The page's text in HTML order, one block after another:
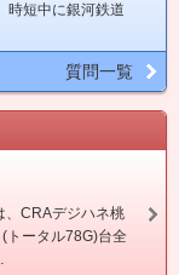
時短中に銀河鉄道
質問一覧
CRAデジハネ桃
トータル78G)台全